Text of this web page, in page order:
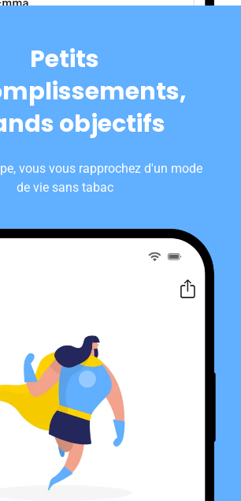
Petits
objectifs
vous vous rapprochez d'un mode
de vie sans tabac